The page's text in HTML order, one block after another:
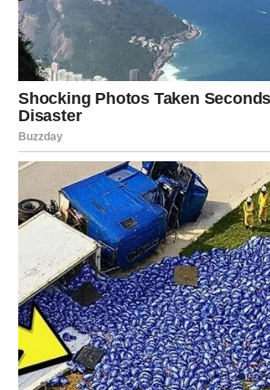
znanje i sposobnosti. Vaš trud biće
sa važnom osobom mogao bi označiti
uspešne saradnje.
Na ljubavnom planu dolazi vreme
Slobodne Device mogu upoznati
životne vrednosti.